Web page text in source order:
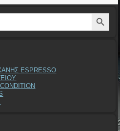
Search Button
ESPRESSO